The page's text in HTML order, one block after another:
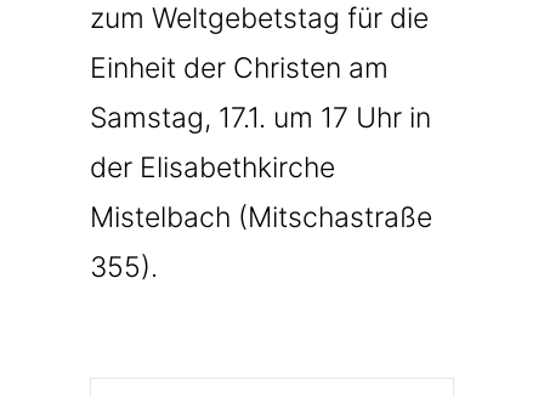
zum Weltgebetstag für die
Einheit der Christen am
Samstag, 17.1. um 17 Uhr in
der Elisabethkirche
Mistelbach (Mitschastraße
355).